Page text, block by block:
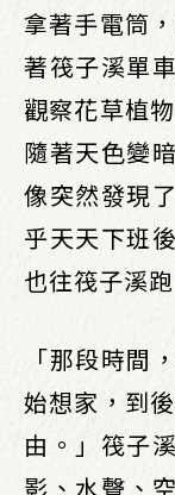
拿著手電筒
著筏子溪單
觀察花草植
隨著天色變
像突然發現
乎天天下班
也往筏子溪跑
「那段時間
始想家，到
由。」筏子
影、水聲、